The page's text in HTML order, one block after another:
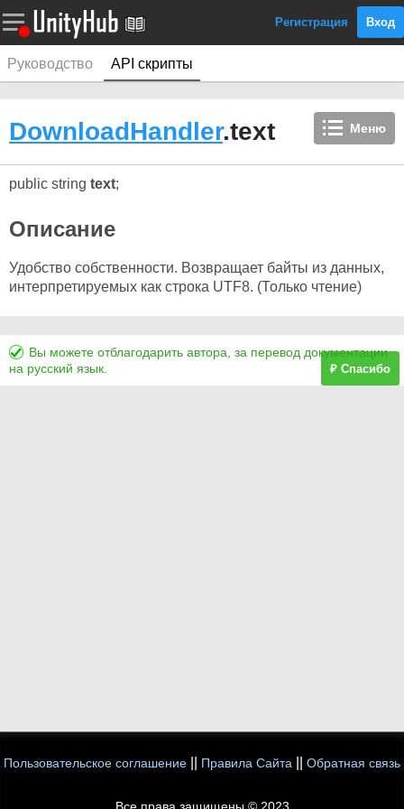
Регистрация Вход
Руководство API скрипты
Меню
DownloadHandler.text
public string text;
Описание
Удобство собственности. Возвращает байты из данных,
интерпретируемых как строка UTF8. (Только чтение)
Вы можете отблагодарить автора, за перевод документации
на русский язык.
₽ Спасибо
Пользовательское соглашение Правила Сайта Обратная связь